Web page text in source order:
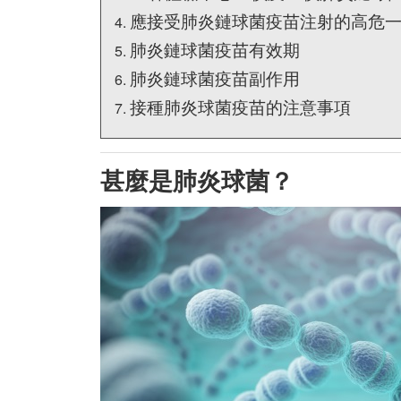
應接受肺炎鏈球菌疫苗注射的高危
肺炎鏈球菌疫苗有效期
肺炎鏈球菌疫苗副作用
接種肺炎球菌疫苗的注意事項
甚麼是肺炎球菌？